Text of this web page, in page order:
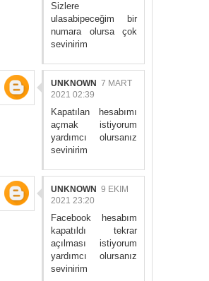
Sizlere
ulasabipeceğim bir
numara olursa çok
sevinirim
UNKNOWN 7 MART
2021 02:39
Kapatılan hesabımı
açmak istiyorum
yardımcı olursanız
sevinirim
UNKNOWN 9 EKIM
2021 23:20
Facebook hesabım
kapatıldı tekrar
açılması istiyorum
yardımcı olursanız
sevinirim